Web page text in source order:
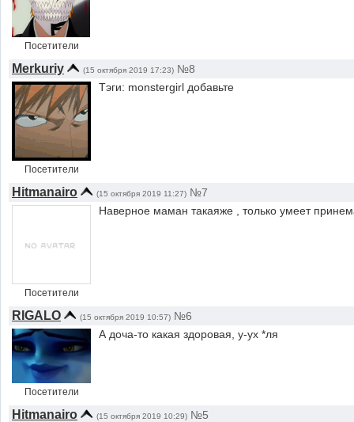
Посетители
Merkuriy (15 октября 2019 17:23) №8
Посетители
Тэги: monstergirl добавьте
Hitmanairo (15 октября 2019 11:27) №7
Посетители
Наверное маман такаяже , только умеет
RIGALO (15 октября 2019 10:57) №6
Посетители
А доча-то какая здоровая, у-ух *ля
Hitmanairo (15 октября 2019 10:29) №5